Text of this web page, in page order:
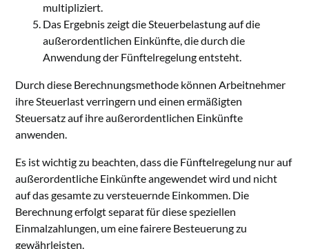
multipliziert.
Das Ergebnis zeigt die Steuerbelastung auf die
außerordentlichen Einkünfte, die durch die
Anwendung der Fünftelregelung entsteht.
Durch diese Berechnungsmethode können Arbeitnehmer
ihre Steuerlast verringern und einen ermäßigten
Steuersatz auf ihre außerordentlichen Einkünfte
anwenden.
Es ist wichtig zu beachten, dass die Fünftelregelung nur auf
außerordentliche Einkünfte angewendet wird und nicht
auf das gesamte zu versteuernde Einkommen. Die
Berechnung erfolgt separat für diese speziellen
Einmalzahlungen, um eine fairere Besteuerung zu
gewährleisten.